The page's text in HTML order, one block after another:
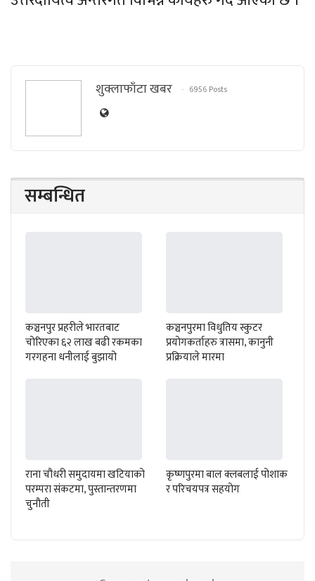
शुक्लाफाँटा खबर 6956 Posts
सम्बन्धित
कञ्चनपुर प्रहरीले भारतबाट
चोरिएका ६२ लाख बढी रकमका
गरगहना धनीलाई बुझायो
कञ्चनपुरमा विधुतिय स्कुटर
प्रयोगकर्ताहरु त्रासमा, कानुनी
प्रक्रियाले मारमा
राना चौधरी समुदायमा खटियाको
परम्परा संकटमा, पुस्तान्तरणमा
चुनौती
कृष्णपुरमा बाल क्लबलाई पोशाक
र परिचयपत्र सहयोग